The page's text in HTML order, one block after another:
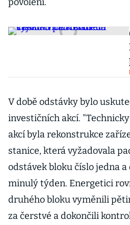
V době odstávky bylo
investičních akcí.
akcí byla rekonstrukce
stanice, která vyžadovala
odstávek bloku číslo jedna
minulý týden. Energetici
druhého bloku vyměnili
za čerstvé a dokončili